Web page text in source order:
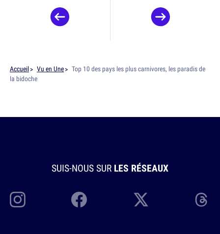
Accueil Vu en Une
Top 10 des pays les plus carnivores, les paradis de
la bidoche
SUIS-NOUS SUR LES RÉSEAUX